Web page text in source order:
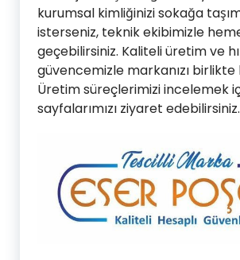
kurumsal kimliğinizi sokağa
isterseniz, teknik ekibimizle
geçebilirsiniz. Kaliteli üretim ve
güvencemizle markanızı
Üretim süreçlerimizi incelemek
sayfalarımızı ziyaret edebilirsiniz.